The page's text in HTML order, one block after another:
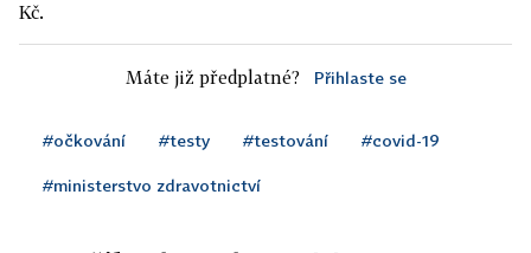
Kč.
Máte již předplatné? Přihlaste se
#očkování #testy #testování #covid-19
#ministerstvo zdravotnictví